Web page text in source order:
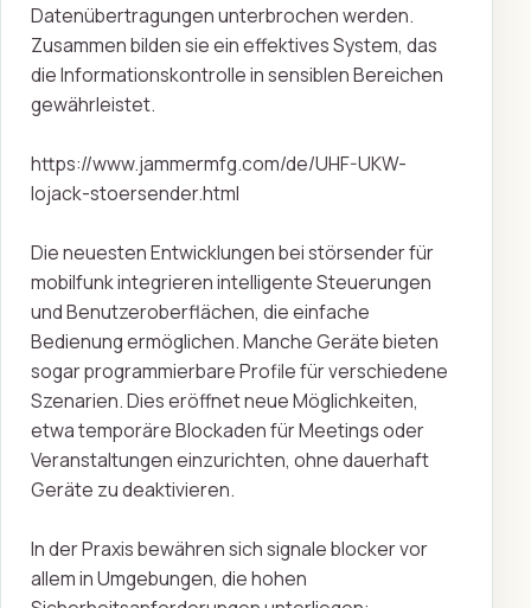
Datenübertragungen unterbrochen werden.
Zusammen bilden sie ein effektives System, das
die Informationskontrolle in sensiblen Bereichen
gewährleistet.
https://www.jammermfg.com/de/UHF-UKW-
lojack-stoersender.html
Die neuesten Entwicklungen bei störsender für
mobilfunk integrieren intelligente Steuerungen
und Benutzeroberflächen, die einfache
Bedienung ermöglichen. Manche Geräte bieten
sogar programmierbare Profile für verschiedene
Szenarien. Dies eröffnet neue Möglichkeiten,
etwa temporäre Blockaden für Meetings oder
Veranstaltungen einzurichten, ohne dauerhaft
Geräte zu deaktivieren.
In der Praxis bewähren sich signale blocker vor
allem in Umgebungen, die hohen